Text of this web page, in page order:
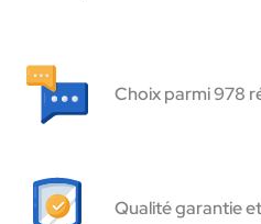
Choix parmi 978
Qualité garantie